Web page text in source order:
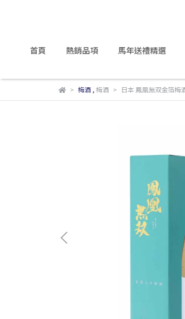
首頁 熱銷品項 馬年送禮精選
梅酒, 梅酒 日本 鳳凰無双金箔梅